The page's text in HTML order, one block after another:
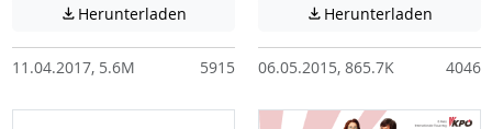
 Herunterladen Achtung: Diese Datei enthält unter
11.04.2017, 5.6M 5915
 Herunterladen
06.05.2015, 865.7K 4046